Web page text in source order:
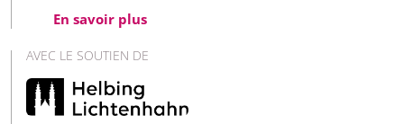
En savoir plus
AVEC LE SOUTIEN DE